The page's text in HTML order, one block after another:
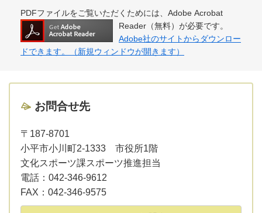
PDFファイルをご覧いただくためには、Adobe Acrobat
Reader（無料）が必要です。
Adobe社のサイトからダウンロー
ドできます。（新規ウィンドウが開きます）
お問合せ先
〒187-8701
小平市小川町2-1333 市役所1階
文化スポーツ課スポーツ推進担当
電話： 042-346-9612
FAX： 042-346-9575